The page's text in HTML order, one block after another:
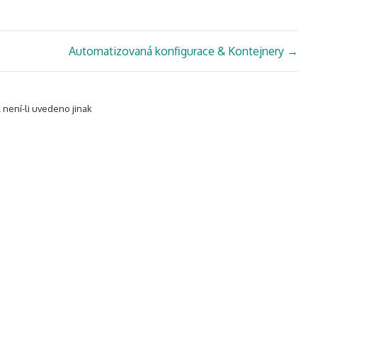
Automatizovaná konfigurace & Kontejnery →
není-li uvedeno jinak